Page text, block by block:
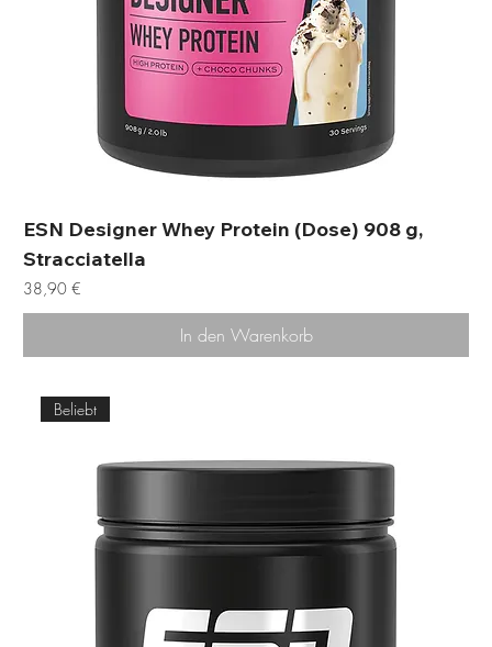
ESN Designer Whey Protein (Dose) 908 g,
Stracciatella
Preis
38,90 €
In den Warenkorb
Beliebt